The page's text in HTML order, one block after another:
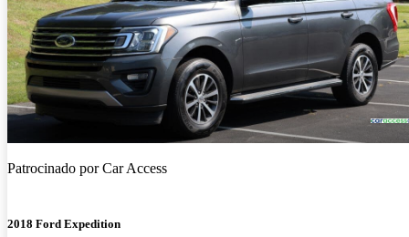
Patrocinado porCar Access
2018 Ford Expedition